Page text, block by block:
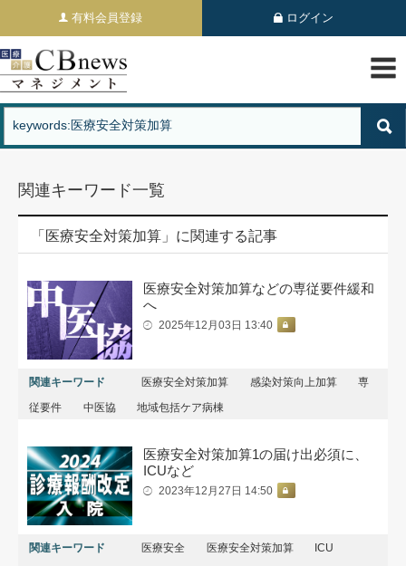
有料会員登録 ログイン
関連キーワード一覧
「医療安全対策加算」に関連する記事
医療安全対策加算などの専従要件緩和
へ
2025年12月03日 13:40
関連キーワード 医療安全対策加算 感染対策向上加算
専
従要件
中医協 地域包括ケア病棟
医療安全対策加算1の届け出必須に、
ICUなど
2023年12月27日 14:50
関連キーワード 医療安全 医療安全対策加算
ICU